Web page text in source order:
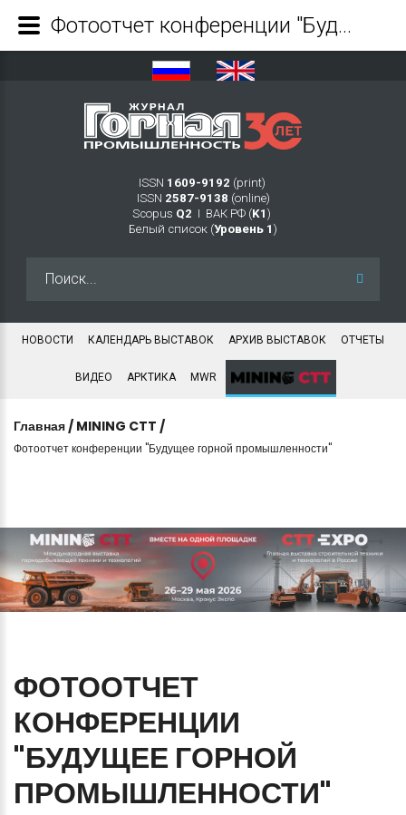
ISSN 1609-9192 (print)
ISSN 2587-9138 (online)
Scopus Q2 Ι ВАК РФ (K1 )
Белый список (Уровень 1 )
НОВОСТИ КАЛЕНДАРЬ ВЫСТАВОК АРХИВ ВЫСТАВОК ОТЧЕТЫ
ВИДЕО АРКТИКА MWR
Главная / MINING CTT /
Фотоотчет конференции "Будущее горной промышленности"
ФОТООТЧЕТ
КОНФЕРЕНЦИИ
"БУДУЩЕЕ ГОРНОЙ
ПРОМЫШЛЕННОСТИ"
Фотоотчет конференции "Будущее горной промышленности" - Журнал Горная промышленность